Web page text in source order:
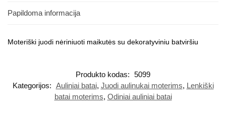
Papildoma informacija
Moteriški juodi nėriniuoti maikutės su dekoratyviniu batviršiu
Produkto kodas: 5099
Kategorijos: Auliniai batai, Juodi aulinukai moterims, Lenkiški
batai moterims, Odiniai auliniai batai